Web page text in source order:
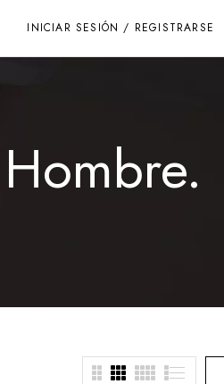
INICIAR SESIÓN / REGISTRARSE